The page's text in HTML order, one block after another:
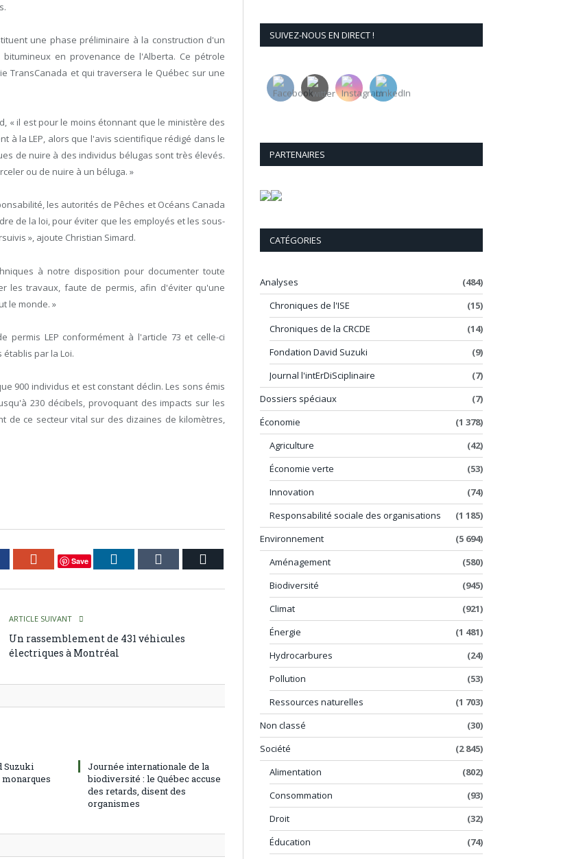
une phase préliminaire à la construction d'un
en provenance de l'Alberta. Ce pétrole
TransCanada et qui traversera le Québec sur une
« il est pour le moins étonnant que le ministère des
à la LEP, alors que l'avis scientifique rédigé dans le
de nuire à des individus bélugas sont très élevés.
ou de nuire à un béluga. »
les autorités de Pêches et Océans Canada
de la loi, pour éviter que les employés et les sous-
», ajoute Christian Simard.
à notre disposition pour documenter toute
les travaux, faute de permis, afin d'éviter qu'une
le monde. »
LEP conformément à l'article 73 et celle-ci
par la Loi.
900 individus et est constant déclin. Les sons émis
230 décibels, provoquant des impacts sur les
de ce secteur vital sur des dizaines de kilomètres,
Facebook Google+
Save LinkedIn Tumblr
ARTICLE SUIVANT
Un rassemblement de 431 véhicules
électriques à Montréal
Suzuki
Journée internationale de la
biodiversité : le Québec accuse
des retards, disent des
organismes
SUIVEZ-NOUS EN DIRECT !
PARTENAIRES
CATÉGORIES
Analyses
(484)
Chroniques de l'ISE
(15)
Chroniques de la CRCDE
(14)
Fondation David Suzuki
(9)
Journal l'intErDiSciplinaire
(7)
Dossiers spéciaux
(7)
Économie
(1 378)
Agriculture
(42)
Économie verte
(53)
Innovation
(74)
Responsabilité sociale des organisations
(1 185)
Environnement
(5 694)
Aménagement
(580)
Biodiversité
(945)
Climat
(921)
Énergie
(1 481)
Hydrocarbures
(24)
Pollution
(53)
Ressources naturelles
(1 703)
Non classé
(30)
Société
(2 845)
Alimentation
(802)
Consommation
(93)
Droit
(32)
Éducation
(74)